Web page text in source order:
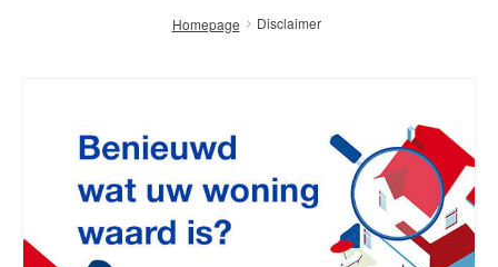
Lees de blog
REMAX Uw Makelaar
demakelaarsvan@remax.nl
023-2100700
Homepage Disclaimer